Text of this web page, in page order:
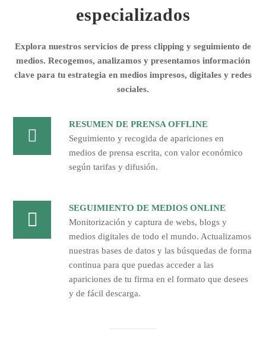
especializados
Explora nuestros servicios de press clipping y seguimiento de
medios. Recogemos, analizamos y presentamos información
clave para tu estrategia en medios impresos, digitales y redes
sociales.
RESUMEN DE PRENSA OFFLINE
Seguimiento y recogida de apariciones en
medios de prensa escrita, con valor económico
según tarifas y difusión.
SEGUIMIENTO DE MEDIOS ONLINE
Monitorización y captura de webs, blogs y
medios digitales de todo el mundo. Actualizamos
nuestras bases de datos y las búsquedas de forma
continua para que puedas acceder a las
apariciones de tu firma en el formato que desees
y de fácil descarga.